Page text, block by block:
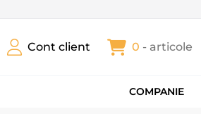
Cont client 0 - articole
COMPANIE